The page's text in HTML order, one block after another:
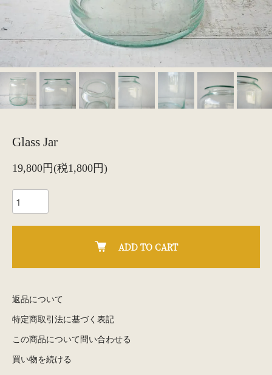
Glass Jar
19,800円(税1,800円)
ADD TO CART
返品について
特定商取引法に基づく表記
この商品について問い合わせる
買い物を続ける